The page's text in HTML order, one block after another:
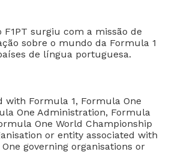
F1PT surgiu com a missão de
sobre o mundo da Formula 1
de língua portuguesa.
with Formula 1, Formula One
One Administration, Formula
One World Championship
or entity associated with
governing organisations or